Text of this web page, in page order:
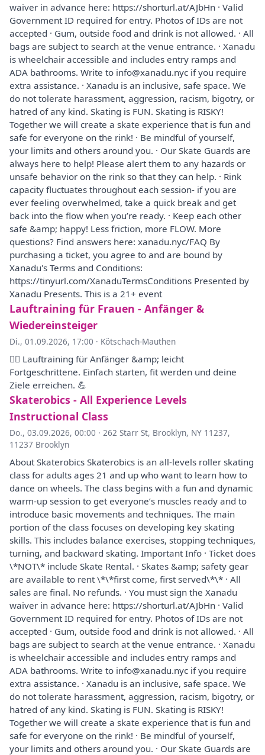
waiver in advance here: https://shorturl.at/AJbHn · Valid
Government ID required for entry. Photos of IDs are not
accepted · Gum, outside food and drink is not allowed. · All
bags are subject to search at the venue entrance. · Xanadu
is wheelchair accessible and includes entry ramps and
ADA bathrooms. Write to info@xanadu.nyc if you require
extra assistance. · Xanadu is an inclusive, safe space. We
do not tolerate harassment, aggression, racism, bigotry, or
hatred of any kind. Skating is FUN. Skating is RISKY!
Together we will create a skate experience that is fun and
safe for everyone on the rink! · Be mindful of yourself,
your limits and others around you. · Our Skate Guards are
always here to help! Please alert them to any hazards or
unsafe behavior on the rink so that they can help. · Rink
capacity fluctuates throughout each session- if you are
ever feeling overwhelmed, take a quick break and get
back into the flow when you’re ready. · Keep each other
safe &amp; happy! Less friction, more FLOW. More
questions? Find answers here: xanadu.nyc/FAQ By
purchasing a ticket, you agree to and are bound by
Xanadu's Terms and Conditions:
https://tinyurl.com/XanaduTermsConditions Presented by
Xanadu Presents. This is a 21+ event
Lauftraining für Frauen - Anfänger &
Wiedereinsteiger
Di., 01.09.2026, 17:00 · Kötschach-Mauthen
🏃‍♂️ Lauftraining für Anfänger &amp; leicht
Fortgeschrittene. Einfach starten, fit werden und deine
Ziele erreichen. 💪
Skaterobics - All Experience Levels
Instructional Class
Do., 03.09.2026, 00:00 · 262 Starr St, Brooklyn, NY 11237,
11237 Brooklyn
About Skaterobics Skaterobics is an all-levels roller skating
class for adults ages 21 and up who want to learn how to
dance on wheels. The class begins with a fun and dynamic
warm-up session to get everyone’s muscles ready and to
introduce basic movements and techniques. The main
portion of the class focuses on developing key skating
skills. This includes balance exercises, stopping techniques,
turning, and backward skating. Important Info · Ticket does
\*NOT\* include Skate Rental. · Skates &amp; safety gear
are available to rent \*\*first come, first served\*\* · All
sales are final. No refunds. · You must sign the Xanadu
waiver in advance here: https://shorturl.at/AJbHn · Valid
Government ID required for entry. Photos of IDs are not
accepted · Gum, outside food and drink is not allowed. · All
bags are subject to search at the venue entrance. · Xanadu
is wheelchair accessible and includes entry ramps and
ADA bathrooms. Write to info@xanadu.nyc if you require
extra assistance. · Xanadu is an inclusive, safe space. We
do not tolerate harassment, aggression, racism, bigotry, or
hatred of any kind. Skating is FUN. Skating is RISKY!
Together we will create a skate experience that is fun and
safe for everyone on the rink! · Be mindful of yourself,
your limits and others around you. · Our Skate Guards are